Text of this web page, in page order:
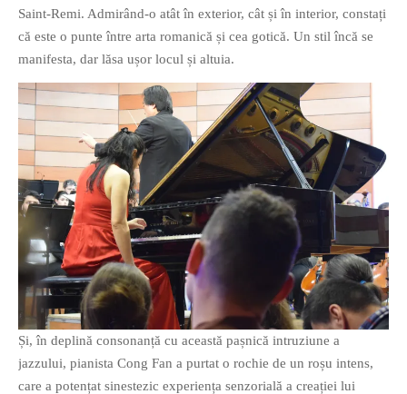
Saint-Remi. Admirând-o atât în exterior, cât și în interior, constați
că este o punte între arta romanică și cea gotică. Un stil încă se
manifesta, dar lăsa ușor locul și altuia.
Și, în deplină consonanță cu această pașnică intruziune a
jazzului, pianista Cong Fan a purtat o rochie de un roșu intens,
care a potențat sinestezic experiența senzorială a creației lui